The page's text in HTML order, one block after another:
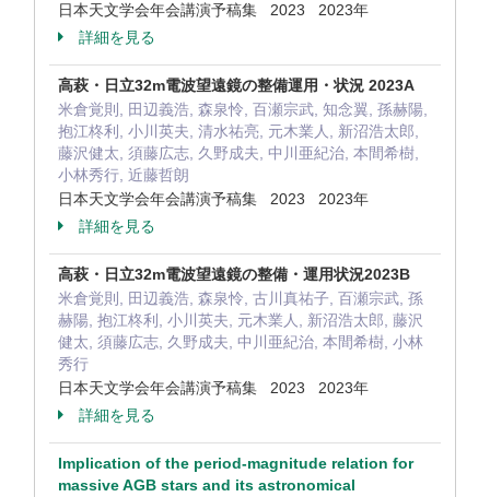
日本天文学会年会講演予稿集 2023 2023年
詳細を見る
高萩・日立32m電波望遠鏡の整備運用・状況 2023A
米倉覚則, 田辺義浩, 森泉怜, 百瀬宗武, 知念翼, 孫赫陽,
抱江柊利, 小川英夫, 清水祐亮, 元木業人, 新沼浩太郎,
藤沢健太, 須藤広志, 久野成夫, 中川亜紀治, 本間希樹,
小林秀行, 近藤哲朗
日本天文学会年会講演予稿集 2023 2023年
詳細を見る
高萩・日立32m電波望遠鏡の整備・運用状況2023B
米倉覚則, 田辺義浩, 森泉怜, 古川真祐子, 百瀬宗武, 孫
赫陽, 抱江柊利, 小川英夫, 元木業人, 新沼浩太郎, 藤沢
健太, 須藤広志, 久野成夫, 中川亜紀治, 本間希樹, 小林
秀行
日本天文学会年会講演予稿集 2023 2023年
詳細を見る
Implication of the period-magnitude relation for
massive AGB stars and its astronomical